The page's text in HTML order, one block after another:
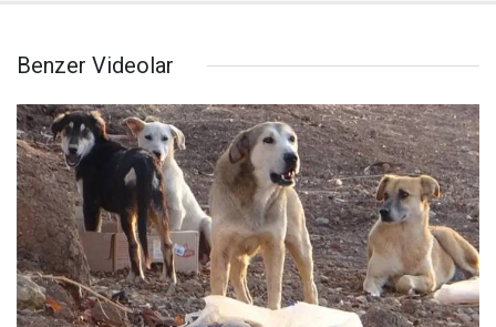
Benzer Videolar